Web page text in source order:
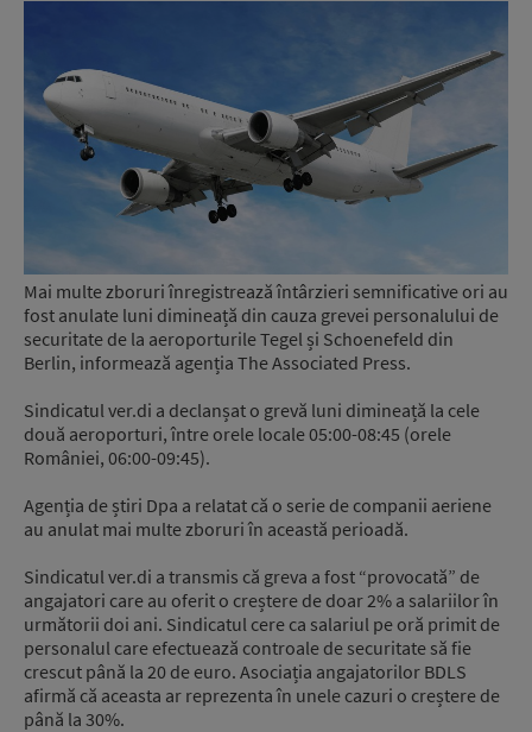
Mai multe zboruri înregistrează întârzieri semnificative ori au
fost anulate luni dimineață din cauza grevei personalului de
securitate de la aeroporturile Tegel și Schoenefeld din
Berlin, informează agenția The Associated Press.
Sindicatul ver.di a declanșat o grevă luni dimineață la cele
două aeroporturi, între orele locale 05:00-08:45 (orele
României, 06:00-09:45).
Agenția de știri Dpa a relatat că o serie de companii aeriene
au anulat mai multe zboruri în această perioadă.
Sindicatul ver.di a transmis că greva a fost “provocată” de
angajatori care au oferit o creștere de doar 2% a salariilor în
următorii doi ani. Sindicatul cere ca salariul pe oră primit de
personalul care efectuează controale de securitate să fie
crescut până la 20 de euro. Asociația angajatorilor BDLS
afirmă că aceasta ar reprezenta în unele cazuri o creștere de
până la 30%.